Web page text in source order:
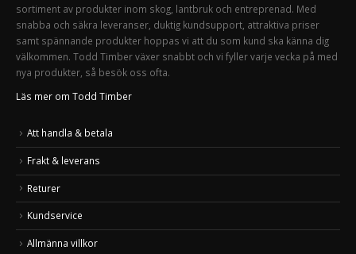
sortiment av produkter inom skog, lantbruk och entreprenad. Med
snabba och säkra leveranser, duktig kundsupport, attraktiva priser
samt spännande produkter hoppas vi att du som kund ska känna dig
välkommen. Todd Timber växer snabbt och vi fyller varje vecka på med
nya produkter, så besök oss ofta.
Läs mer om Todd Timber
Att handla & betala
Frakt & leverans
Returer
Kundservice
Allmänna villkor